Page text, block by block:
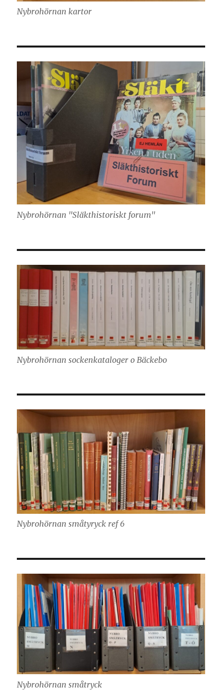
Nybrohörnan kartor
Nybrohörnan "Släkthistoriskt forum"
Nybrohörnan sockenkataloger o Bäckebo
Nybrohörnan småtyryck ref 6
Nybrohörnan småtryck